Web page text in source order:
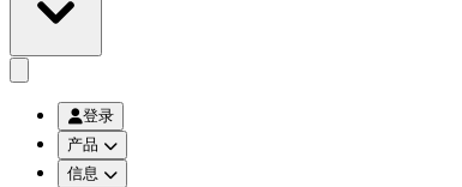
登录
产品
信息